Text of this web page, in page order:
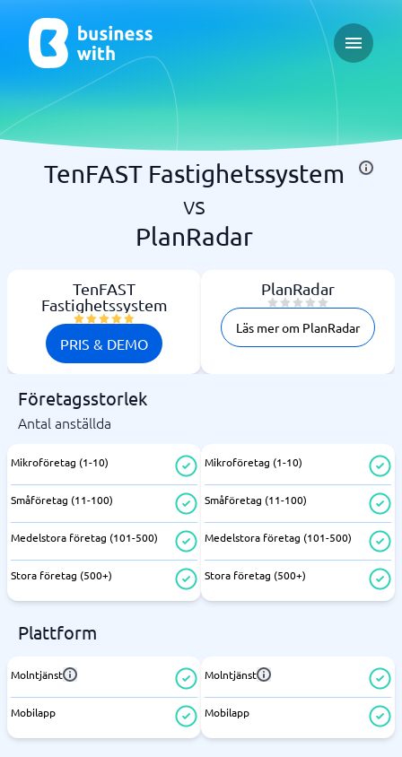
Open
TenFAST Fastighetssystem
vs
PlanRadar
TenFAST
Fastighetssystem
PRIS & DEMO
PlanRadar
Läs mer om PlanRadar
Företagsstorlek
Antal anställda
Mikroföretag (1-10)
Småföretag (11-100)
Medelstora företag (101-500)
Stora företag (500+)
Mikroföretag (1-10)
Småföretag (11-100)
Medelstora företag (101-500)
Stora företag (500+)
Plattform
Molntjänst
Mobilapp
Molntjänst
Mobilapp